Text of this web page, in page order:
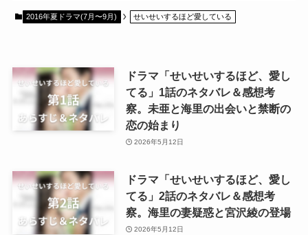
2016年夏ドラマ(7月〜9月) せいせいするほど愛している
ドラマ「せいせいするほど、愛し
てる」1話のネタバレ＆感想考
察。未亜と海里の出会いと禁断の
恋の始まり
2026年5月12日
ドラマ「せいせいするほど、愛し
てる」2話のネタバレ＆感想考
察。海里の妻疑惑と宮沢綾の登場
2026年5月12日